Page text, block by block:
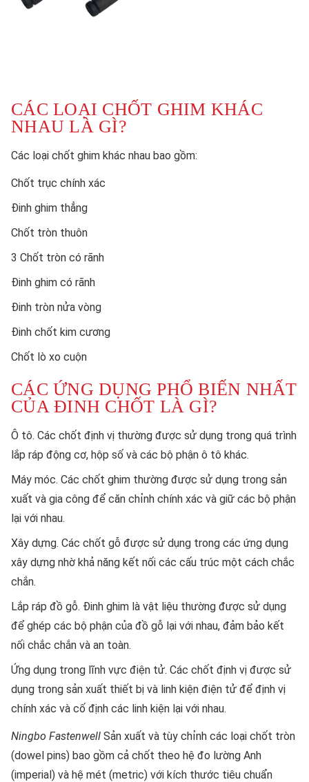
CÁC LOẠI CHỐT GHIM KHÁC
NHAU LÀ GÌ?
Các loại chốt ghim khác nhau bao gồm:
Chốt trục chính xác
Đinh ghim thẳng
Chốt tròn thuôn
3 Chốt tròn có rãnh
Đinh ghim có rãnh
Đinh tròn nửa vòng
Đinh chốt kim cương
Chốt lò xo cuộn
CÁC ỨNG DỤNG PHỔ BIẾN NHẤT
CỦA ĐINH CHỐT LÀ GÌ?
Ô tô. Các chốt định vị thường được sử dụng trong quá trình
lắp ráp động cơ, hộp số và các bộ phận ô tô khác.
Máy móc. Các chốt ghim thường được sử dụng trong sản
xuất và gia công để căn chỉnh chính xác và giữ các bộ phận
lại với nhau.
Xây dựng. Các chốt gỗ được sử dụng trong các ứng dụng
xây dựng nhờ khả năng kết nối các cấu trúc một cách chắc
chắn.
Lắp ráp đồ gỗ. Đinh ghim là vật liệu thường được sử dụng
để ghép các bộ phận của đồ gỗ lại với nhau, đảm bảo kết
nối chắc chắn và an toàn.
Ứng dụng trong lĩnh vực điện tử. Các chốt định vị được sử
dụng trong sản xuất thiết bị và linh kiện điện tử để định vị
chính xác và cố định các linh kiện lại với nhau.
Ningbo Fastenwell Sản xuất và tùy chỉnh các loại chốt tròn
(dowel pins) bao gồm cả chốt theo hệ đo lường Anh
(imperial) và hệ mét (metric) với kích thước tiêu chuẩn